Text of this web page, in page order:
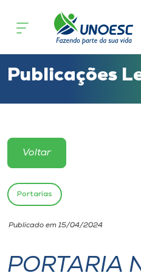
Cursos
Atendimento ao Estudante
Portal de Ensino
Unoesc
Internacionalização
Publicações
Voltar
Portarias
Publicado em 15/04/2024
PORTARIA